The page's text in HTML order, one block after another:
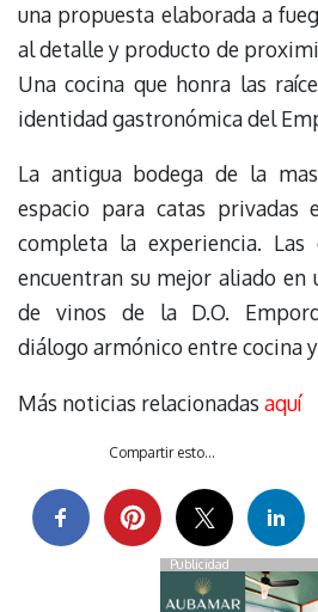
una propuesta elaborada a
al detalle y producto de
Una cocina que honra las
identidad gastronómica del
La antigua bodega de la
espacio para catas privadas
completa la experiencia. Las
encuentran su mejor aliado en
de vinos de la D.O.
diálogo armónico entre cocina
Más noticias relacionadas aquí
Compartir esto...
Publicidad